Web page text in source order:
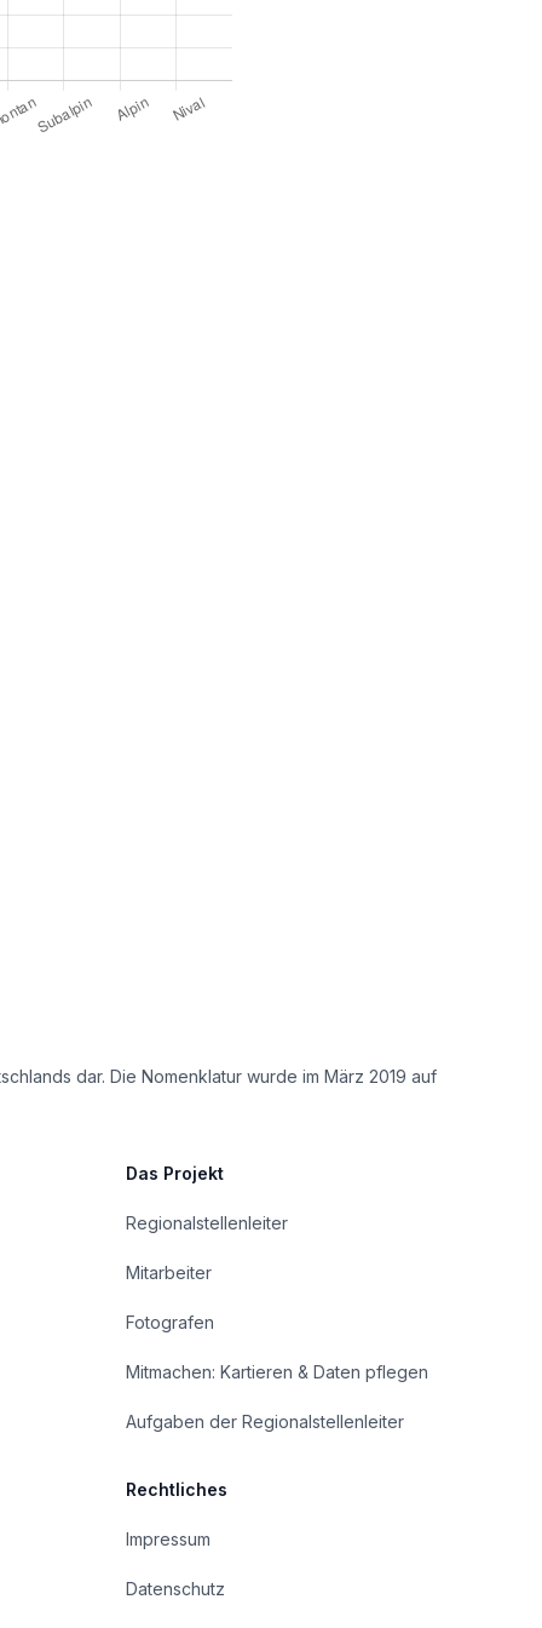
dar. Die Nomenklatur wurde im März 2019 auf
Das Projekt
Regionalstellenleiter
Mitarbeiter
Fotografen
Mitmachen: Kartieren & Daten pflegen
Aufgaben der Regionalstellenleiter
Rechtliches
Impressum
Datenschutz